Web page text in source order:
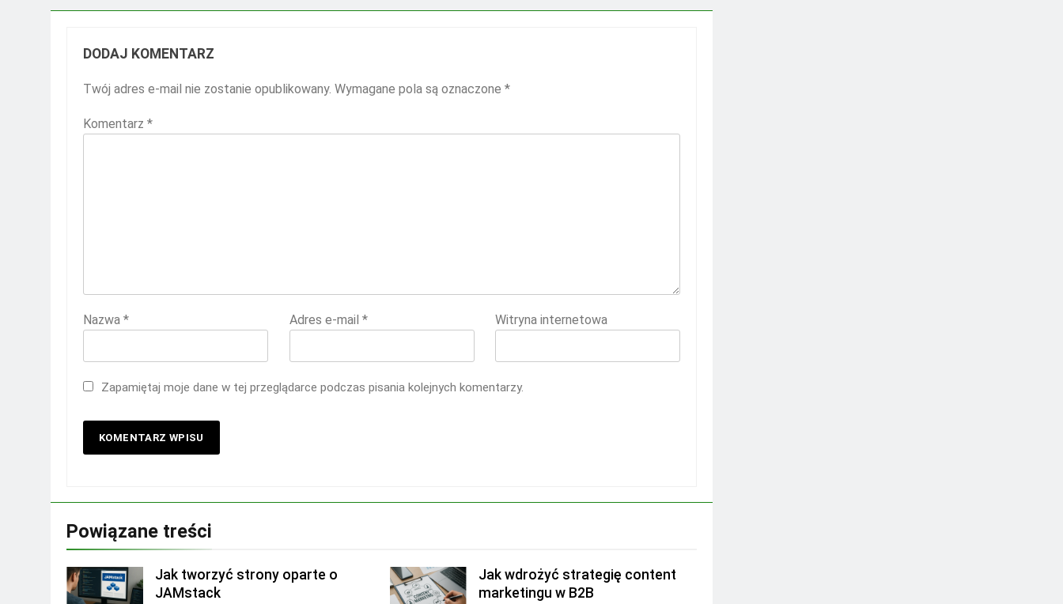
DODAJ KOMENTARZ
Twój adres e-mail nie zostanie opublikowany. Wymagane pola są oznaczone *
Komentarz *
Nazwa * Adres e-mail * Witryna internetowa
Zapamiętaj moje dane w tej przeglądarce podczas pisania kolejnych komentarzy.
Powiązane treści
Jak tworzyć strony oparte o
JAMstack
Jak wdrożyć strategię content
marketingu w B2B